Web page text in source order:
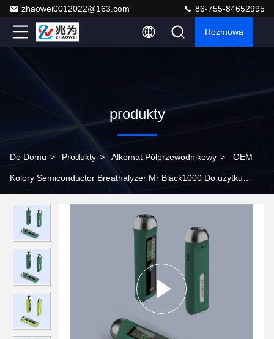
zhaowei0012022@163.com 86-755-84652995
Rozmowa
produkty
Do Domu > Produkty > Alkomat Półprzewodnikowy > OEM
Kolory Semiconductor Breathalyzer Mr Black1000 Do użytku